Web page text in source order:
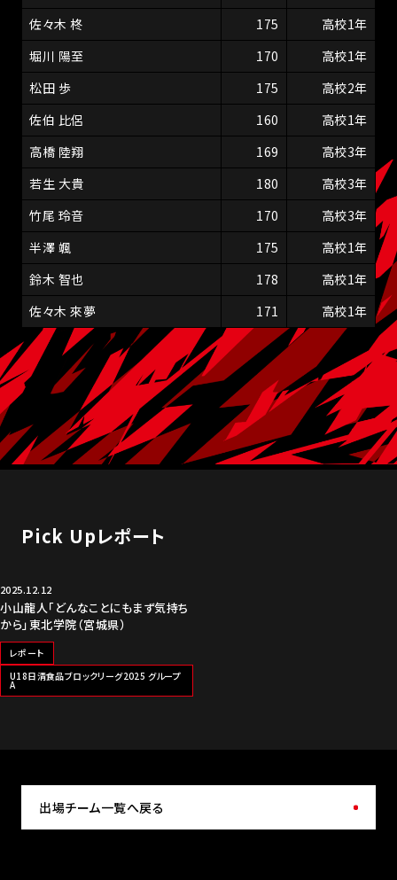
佐々木 柊
175
高校1年
堀川 陽至
170
高校1年
松田 歩
175
高校2年
佐伯 比侶
160
高校1年
高橋 陸翔
169
高校3年
若生 大貴
180
高校3年
竹尾 玲音
170
高校3年
半澤 颯
175
高校1年
鈴木 智也
178
高校1年
佐々木 來夢
171 高校1年
Pick Upレポート
2025.12.12
小山龍人「どんなことにもまず気持ち
から」東北学院（宮城県）
レポート
U18日清食品ブロックリーグ2025 グループ
A
出場チーム一覧へ戻る